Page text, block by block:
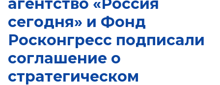
агентство «Россия
сегодня» и Фонд
Росконгресс подписали
соглашение о
стратегическом